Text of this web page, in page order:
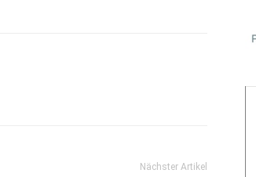
Nächster Artikel